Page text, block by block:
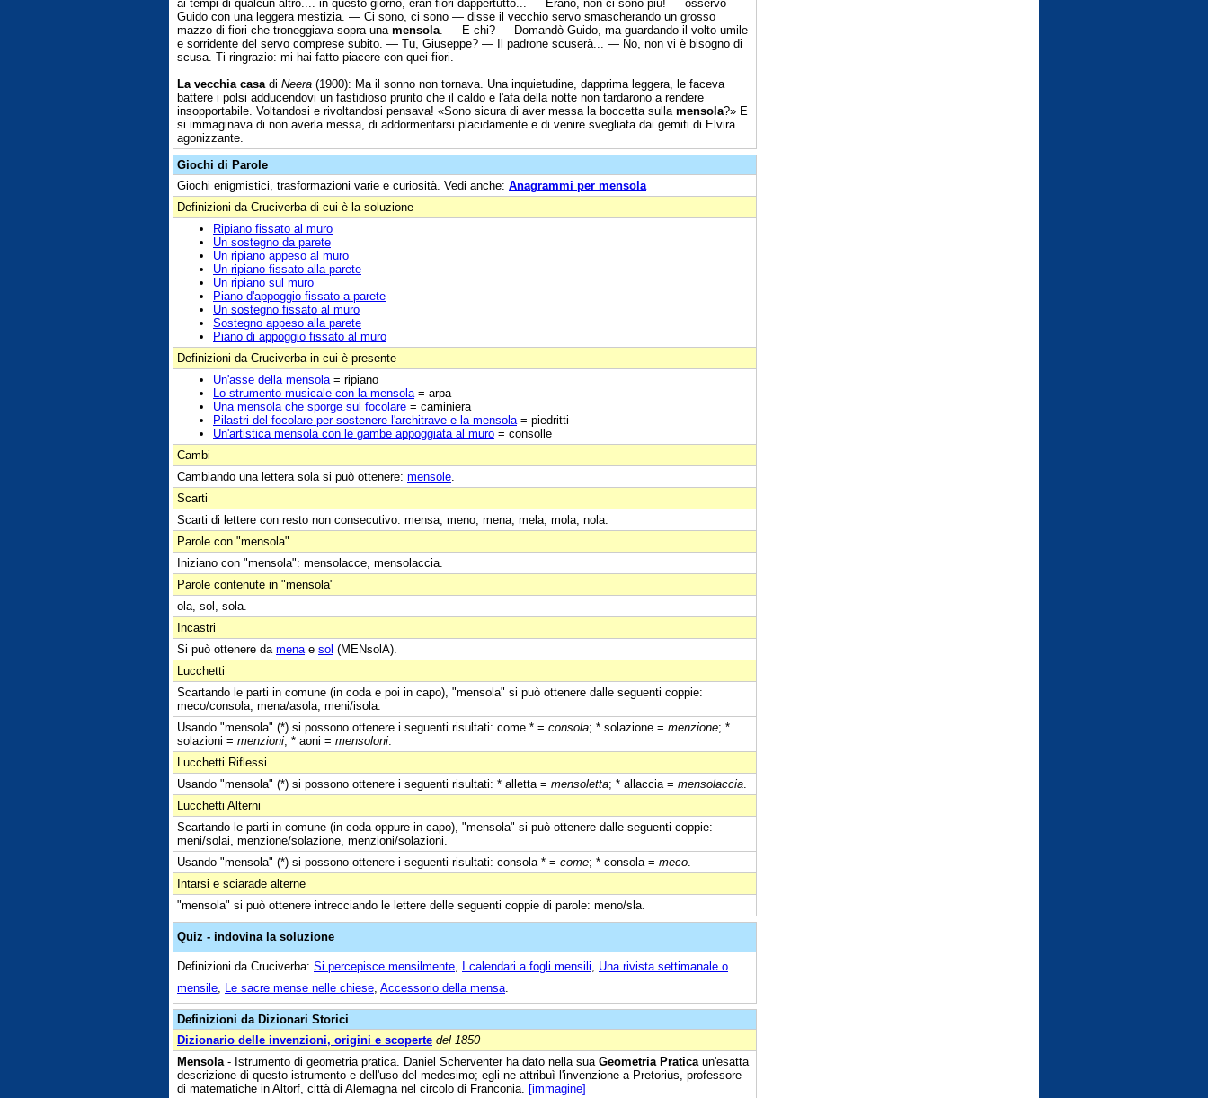
ai tempi di qualcun altro.... in questo giorno, eran fiori dappertutto... — Erano, non ci sono più! — osservò
Guido con una leggera mestizia. — Ci sono, ci sono — disse il vecchio servo smascherando un grosso
mazzo di fiori che troneggiava sopra una mensola . — E chi? — Domandò Guido, ma guardando il volto umile
e sorridente del servo comprese subito. — Tu, Giuseppe? — Il padrone scuserà... — No, non vi è bisogno di
scusa. Ti ringrazio: mi hai fatto piacere con quei fiori.
La vecchia casa di Neera (1900): Ma il sonno non tornava. Una inquietudine, dapprima leggera, le faceva
battere i polsi adducendovi un fastidioso prurito che il caldo e l'afa della notte non tardarono a rendere
insopportabile. Voltandosi e rivoltandosi pensava! «Sono sicura di aver messa la boccetta sulla mensola?» E
si immaginava di non averla messa, di addormentarsi placidamente e di venire svegliata dai gemiti di Elvira
agonizzante.
Giochi di Parole
Giochi enigmistici, trasformazioni varie e curiosità. Vedi anche: Anagrammi per mensola
Definizioni da Cruciverba di cui è la soluzione
Ripiano fissato al muro
Un sostegno da parete
Un ripiano appeso al muro
Un ripiano fissato alla parete
Un ripiano sul muro
Piano d'appoggio fissato a parete
Un sostegno fissato al muro
Sostegno appeso alla parete
Piano di appoggio fissato al muro
Definizioni da Cruciverba in cui è presente
Un'asse della mensola = ripiano
Lo strumento musicale con la mensola = arpa
Una mensola che sporge sul focolare = caminiera
Pilastri del focolare per sostenere l'architrave e la mensola = piedritti
Un'artistica mensola con le gambe appoggiata al muro = consolle
Cambi
Cambiando una lettera sola si può ottenere: mensole
Scarti
Scarti di lettere con resto non consecutivo: mensa, meno, mena, mela, mola, nola.
Parole con "mensola"
Iniziano con "mensola": mensolacce, mensolaccia.
Parole contenute in "mensola"
ola, sol, sola.
Incastri
Si può ottenere da mena e sol (MENsolA).
Lucchetti
Scartando le parti in comune (in coda e poi in capo), "mensola" si può ottenere dalle seguenti coppie:
meco/consola, mena/asola, meni/isola.
Usando "mensola" (*) si possono ottenere i seguenti risultati: come * = consola; * solazione = menzione; *
solazioni = menzioni; * aoni = mensoloni
Lucchetti Riflessi
Usando "mensola" (*) si possono ottenere i seguenti risultati: * alletta = mensoletta; * allaccia = mensolaccia
Lucchetti Alterni
Scartando le parti in comune (in coda oppure in capo), "mensola" si può ottenere dalle seguenti coppie:
meni/solai, menzione/solazione, menzioni/solazioni.
Usando "mensola" (*) si possono ottenere i seguenti risultati: consola * = come; * consola = meco
Intarsi e sciarade alterne
"mensola" si può ottenere intrecciando le lettere delle seguenti coppie di parole: meno/sla.
Quiz - indovina la soluzione
Definizioni da Cruciverba: Si percepisce mensilmente I calendari a fogli mensili
Una rivista settimanale o
mensile Le sacre mense nelle chiese Accessorio della mensa
Definizioni da Dizionari Storici
Dizionario delle invenzioni, origini e scoperte del 1850
Mensola - Istrumento di geometria pratica. Daniel Scherventer ha dato nella sua Geometria Pratica un'esatta
descrizione di questo istrumento e dell'uso del medesimo; egli ne attribuì l'invenzione a Pretorius, professore
di matematiche in Altorf, città di Alemagna nel circolo di Franconia. [immagine]